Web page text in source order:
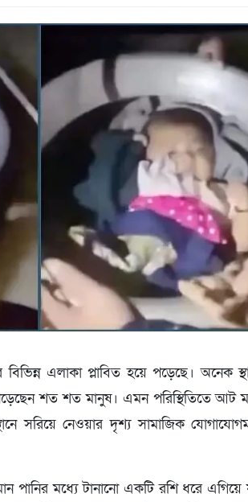
বিভিন্ন এলাকা প্লাবিত হয়ে পড়েছে। অনেক
শত শত মানুষ। এমন পরিস্থিতিতে আট
সরিয়ে নেওয়ার দৃশ্য সামাজিক
পানির মধ্যে টানানো একটি রশি ধরে এগিয়ে